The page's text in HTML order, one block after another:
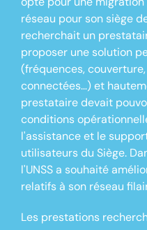
réseau pour son siège
recherchait un
proposer une solution
(fréquences,
connectées…) et
prestataire devait
conditions
l'assistance et le
utilisateurs du Siège.
l'UNSS a souhaité
relatifsà sonréseau
Les prestations